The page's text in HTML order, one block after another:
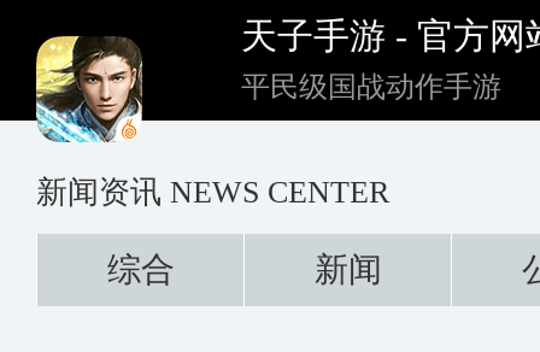
天子手游 - 官方网
平民级国战动作手游
新闻资讯 NEWS CENTER
综合 新闻